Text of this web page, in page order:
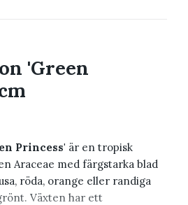
'Green
Princess' är en tropisk
Araceae med färgstarka blad
röda, orange eller randiga
Växten har ett